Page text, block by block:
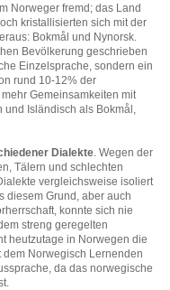
Norweger fremd; das Land
kristallisierten sich mit der
Bokmål und Nynorsk.
Bevölkerung geschrieben
Einzelsprache, sondern ein
rund 10-12% der
Gemeinsamkeiten mit
Isländisch als Bokmål,
Dialekte . Wegen der
Tälern und schlechten
vergleichsweise isoliert
diesem Grund, aber auch
konnte sich nie
streng geregelten
heutzutage in Norwegen die
Norwegisch Lernenden
da das norwegische